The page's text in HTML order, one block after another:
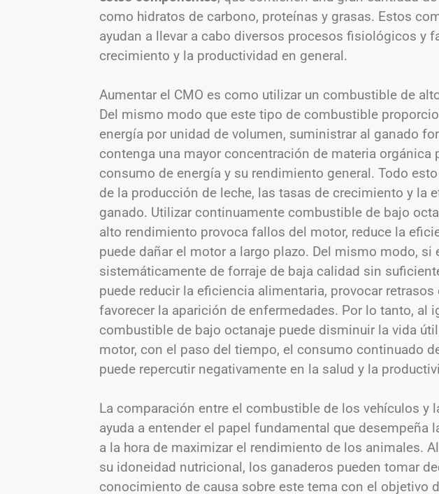
como hidratos de carbono, proteínas y grasas. Estos
ayudan a llevar a cabo diversos procesos fisiológicos y
crecimiento y la productividad en general.
Aumentar el CMO es como utilizar un combustible de
Del mismo modo que este tipo de combustible
energía por unidad de volumen, suministrar al ganado
contenga una mayor concentración de materia orgánica
consumo de energía y su rendimiento general. Todo
de la producción de leche, las tasas de crecimiento y la
ganado. Utilizar continuamente combustible de bajo
alto rendimiento provoca fallos del motor, reduce la
puede dañar el motor a largo plazo. Del mismo modo, si
sistemáticamente de forraje de baja calidad sin
puede reducir la eficiencia alimentaria, provocar
favorecer la aparición de enfermedades. Por lo tanto, al
combustible de bajo octanaje puede disminuir la vida
motor, con el paso del tiempo, el consumo continuado
puede repercutir negativamente en la salud y la
La comparación entre el combustible de los vehículos y
ayuda a entender el papel fundamental que desempeña
a la hora de maximizar el rendimiento de los animales.
su idoneidad nutricional, los ganaderos pueden tomar
conocimiento de causa sobre este tema con el objetivo